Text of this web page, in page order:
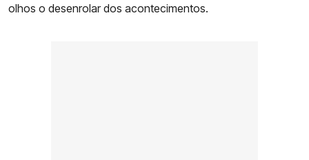
olhos o desenrolar dos acontecimentos.